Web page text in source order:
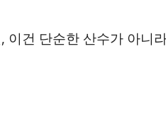
이건 단순한 산수가 아니